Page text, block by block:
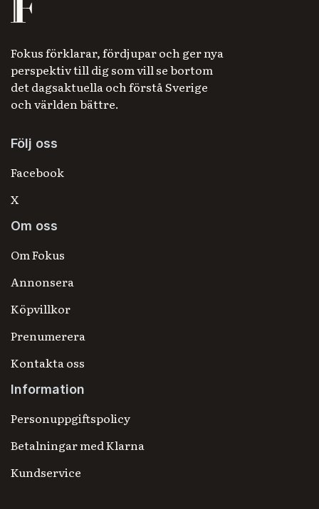
Fokus förklarar, fördjupar och ger nya
perspektiv till dig som vill se bortom
det dagsaktuella och förstå Sverige
och världen bättre.
Följ oss
Facebook
X
Om oss
Om Fokus
Annonsera
Köpvillkor
Prenumerera
Kontakta oss
Information
Personuppgiftspolicy
Betalningar med Klarna
Kundservice